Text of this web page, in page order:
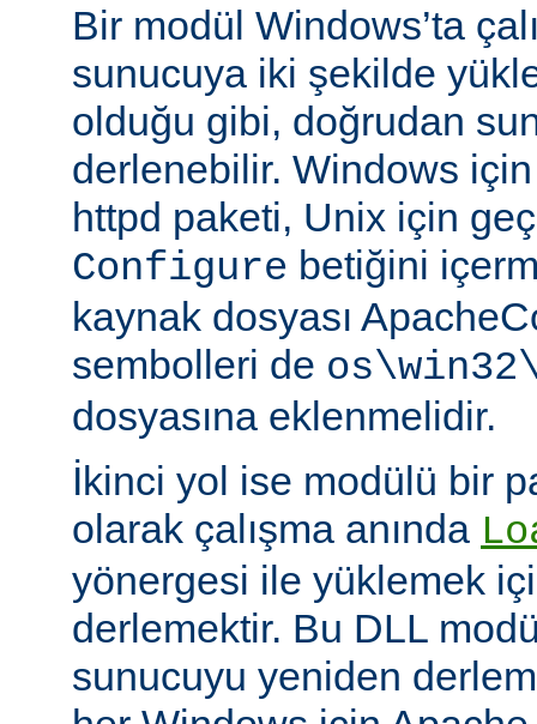
Bir modül Windows’ta
sunucuya iki şekilde
olduğu gibi, doğrudan
derlenebilir. Windows
httpd paketi, Unix için
Configure betiğini
kaynak dosyası
sembolleri de
dosyasına eklenmelidir.
İkinci yol ise modülü bir
olarak çalışma anında
yönergesi ile yüklemek
derlemektir. Bu DLL
sunucuyu yeniden